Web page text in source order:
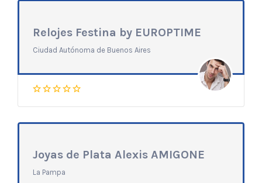
Relojes Festina by EUROPTIME
Ciudad Autónoma de Buenos Aires
Joyas de Plata Alexis AMIGONE
La Pampa